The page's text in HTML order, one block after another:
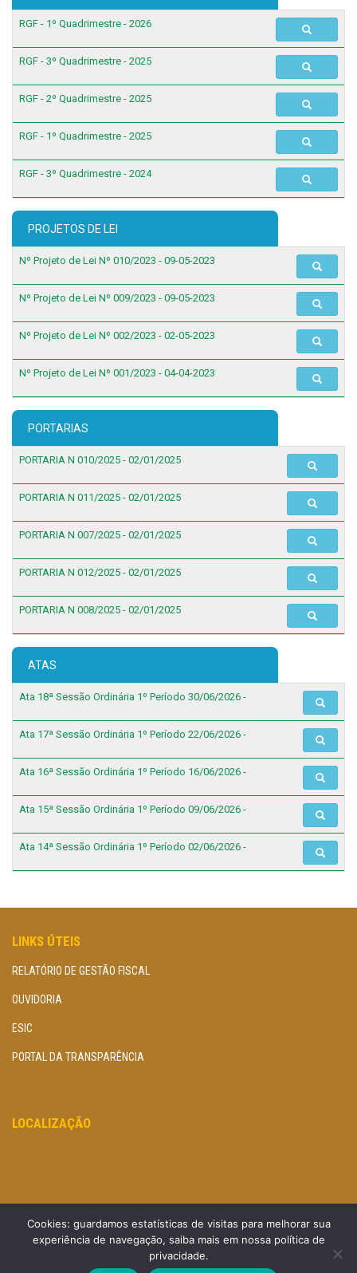
RGF - 1º Quadrimestre - 2026
RGF - 3º Quadrimestre - 2025
RGF - 2º Quadrimestre - 2025
RGF - 1º Quadrimestre - 2025
RGF - 3º Quadrimestre - 2024
PROJETOS DE LEI
Nº Projeto de Lei Nº 010/2023 - 09-05-2023
Nº Projeto de Lei Nº 009/2023 - 09-05-2023
Nº Projeto de Lei Nº 002/2023 - 02-05-2023
Nº Projeto de Lei Nº 001/2023 - 04-04-2023
PORTARIAS
PORTARIA N 010/2025 - 02/01/2025
PORTARIA N 011/2025 - 02/01/2025
PORTARIA N 007/2025 - 02/01/2025
PORTARIA N 012/2025 - 02/01/2025
PORTARIA N 008/2025 - 02/01/2025
ATAS
Ata 18ª Sessão Ordinária 1º Período 30/06/2026 -
Ata 17ª Sessão Ordinária 1º Período 22/06/2026 -
Ata 16ª Sessão Ordinária 1º Período 16/06/2026 -
Ata 15ª Sessão Ordinária 1º Período 09/06/2026 -
Ata 14ª Sessão Ordinária 1º Período 02/06/2026 -
LINKS ÚTEIS
RELATÓRIO DE GESTÃO FISCAL
OUVIDORIA
ESIC
PORTAL DA TRANSPARÊNCIA
LOCALIZAÇÃO
Cookies: guardamos estatísticas de visitas para melhorar sua
experiência de navegação, saiba mais em nossa política de
privacidade.